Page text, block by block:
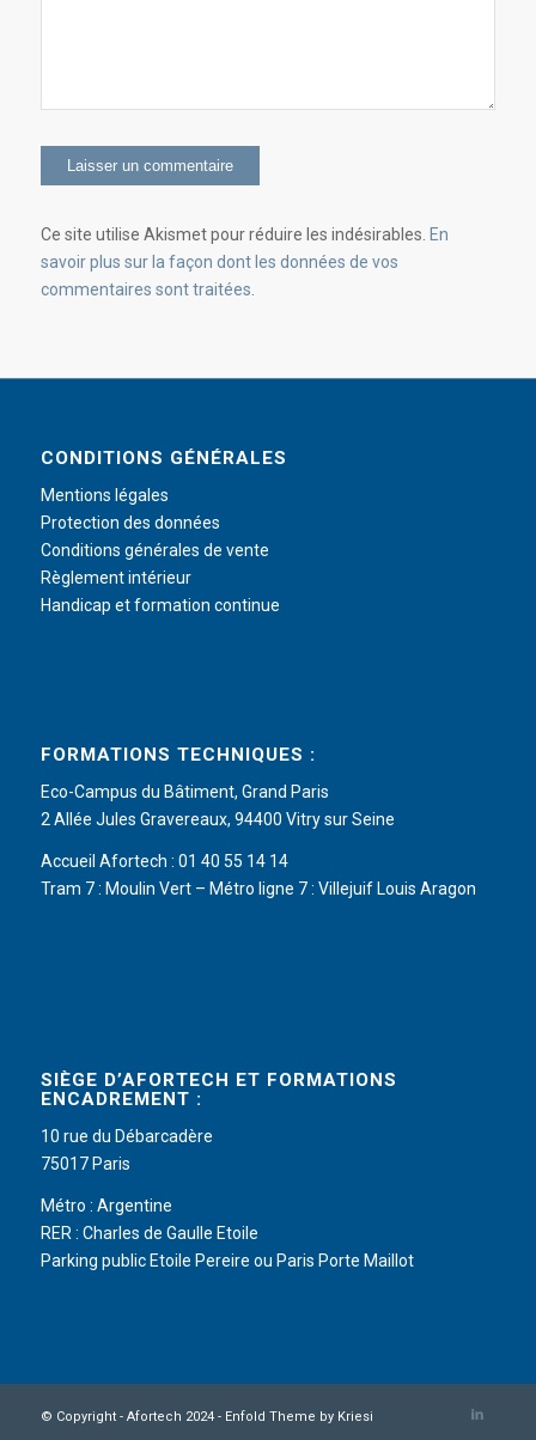
Ce site utilise Akismet pour réduire les indésirables. En
savoir plus sur la façon dont les données de vos
commentaires sont traitées.
CONDITIONS GÉNÉRALES
Mentions légales
Protection des données
Conditions générales de vente
Règlement intérieur
Handicap et formation continue
FORMATIONS TECHNIQUES :
Eco-Campus du Bâtiment, Grand Paris
2 Allée Jules Gravereaux, 94400 Vitry sur Seine
Accueil Afortech : 01 40 55 14 14
Tram 7 : Moulin Vert – Métro ligne 7 : Villejuif Louis Aragon
SIÈGE D’AFORTECH ET FORMATIONS
ENCADREMENT :
10 rue du Débarcadère
75017 Paris
Métro : Argentine
RER : Charles de Gaulle Etoile
Parking public Etoile Pereire ou Paris Porte Maillot
© Copyright - Afortech 2024 - Enfold Theme by Kriesi